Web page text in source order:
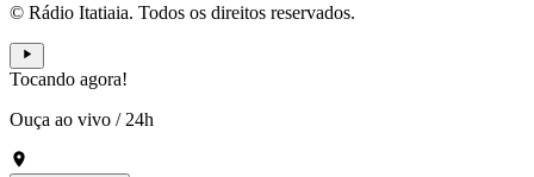
© Rádio Itatiaia. Todos os direitos reservados.
Tocando agora!
Ouça ao vivo / 24h